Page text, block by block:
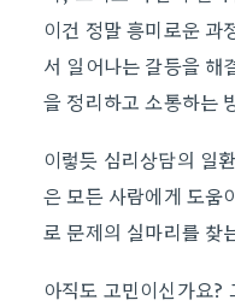
이건 정말 흥미로운 과
서 일어나는 갈등을 해
을 정리하고 소통하는
이렇듯 심리상담의 일
은 모든 사람에게 도움
로 문제의 실마리를 찾
아직도 고민이신가요?